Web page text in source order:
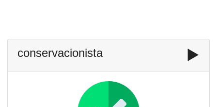
conservacionista ▶️